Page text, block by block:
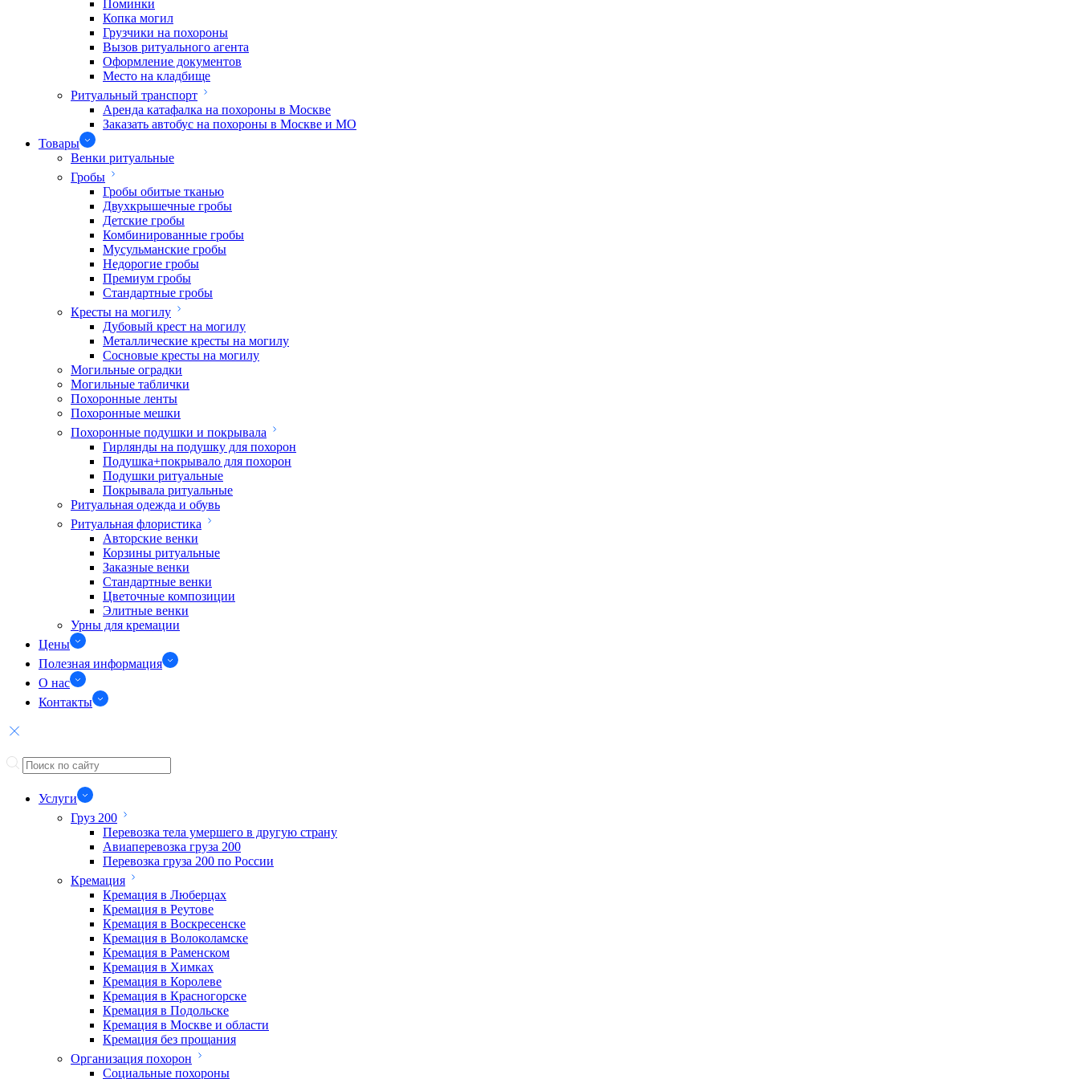
Поминки
Копка могил
Грузчики на похороны
Вызов ритуального агента
Оформление документов
Место на кладбище
Ритуальный транспорт
Аренда катафалка на похороны в Москве
Заказать автобус на похороны в Москве и МО
Товары
Венки ритуальные
Гробы
Гробы обитые тканью
Двухкрышечные гробы
Детские гробы
Комбинированные гробы
Мусульманские гробы
Недорогие гробы
Премиум гробы
Стандартные гробы
Кресты на могилу
Дубовый крест на могилу
Металлические кресты на могилу
Сосновые кресты на могилу
Могильные оградки
Могильные таблички
Похоронные ленты
Похоронные мешки
Похоронные подушки и покрывала
Гирлянды на подушку для похорон
Подушка+покрывало для похорон
Подушки ритуальные
Покрывала ритуальные
Ритуальная одежда и обувь
Ритуальная флористика
Авторские венки
Корзины ритуальные
Заказные венки
Стандартные венки
Цветочные композиции
Элитные венки
Урны для кремации
Цены
Полезная информация
О нас
Контакты
Услуги
Груз 200
Перевозка тела умершего в другую страну
Авиаперевозка груза 200
Перевозка груза 200 по России
Кремация
Кремация в Люберцах
Кремация в Реутове
Кремация в Воскресенске
Кремация в Волоколамске
Кремация в Раменском
Кремация в Химках
Кремация в Королеве
Кремация в Красногорске
Кремация в Подольске
Кремация в Москве и области
Кремация без прощания
Организация похорон
Социальные похороны